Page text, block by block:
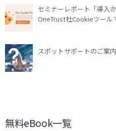
セミナーレポート「導入
OneTrust社Cookieツール
スポットサポートのご案内
無料eBook一覧